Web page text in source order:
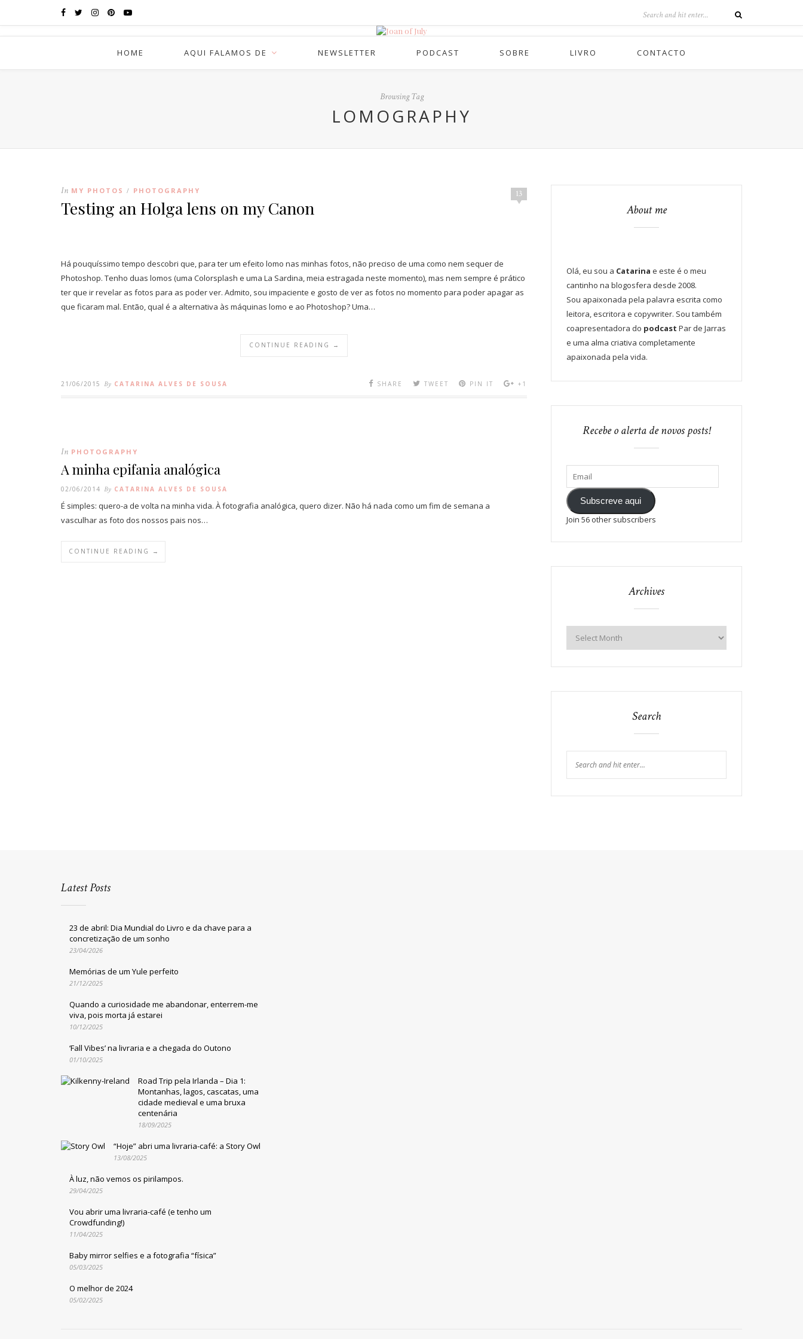
HOME AQUI FALAMOS DE NEWSLETTER PODCAST SOBRE LIVRO CONTACTO
Browsing Tag
LOMOGRAPHY
13
In MY PHOTOS / PHOTOGRAPHY
Testing an Holga lens on my Canon
Há pouquíssimo tempo descobri que, para ter um efeito lomo nas minhas fotos, não preciso de uma como nem sequer de
Photoshop. Tenho duas lomos (uma Colorsplash e uma La Sardina, meia estragada neste momento), mas nem sempre é prático
ter que ir revelar as fotos para as poder ver. Admito, sou impaciente e gosto de ver as fotos no momento para poder apagar as
que ficaram mal. Então, qual é a alternativa às máquinas lomo e ao Photoshop? Uma…
CONTINUE READING →
21/06/2015 By CATARINA ALVES DE SOUSA SHARE TWEET PIN IT +1
In PHOTOGRAPHY
A minha epifania analógica
02/06/2014 By CATARINA ALVES DE SOUSA
É simples: quero-a de volta na minha vida. À fotografia analógica, quero dizer. Não há nada como um fim de semana a
vasculhar as foto dos nossos pais nos…
CONTINUE READING →
About me
Olá, eu sou a Catarina e este é o meu
cantinho na blogosfera desde 2008.
Sou apaixonada pela palavra escrita como
leitora, escritora e copywriter. Sou também
coapresentadora do podcast Par de Jarras
e uma alma criativa completamente
apaixonada pela vida.
Recebe o alerta de novos posts!
Subscreve aqui
Join 56 other subscribers
Archives
Search
Latest Posts
23 de abril: Dia Mundial do Livro e da chave para a
concretização de um sonho
23/04/2026
Memórias de um Yule perfeito
21/12/2025
Quando a curiosidade me abandonar, enterrem-me
viva, pois morta já estarei
10/12/2025
‘Fall Vibes’ na livraria e a chegada do Outono
01/10/2025
Road Trip pela Irlanda – Dia 1:
Montanhas, lagos, cascatas, uma
cidade medieval e uma bruxa
centenária
18/09/2025
“Hoje” abri uma livraria-café: a Story Owl
13/08/2025
À luz, não vemos os pirilampos.
29/04/2025
Vou abrir uma livraria-café (e tenho um
Crowdfunding!)
11/04/2025
Baby mirror selfies e a fotografia “física”
05/03/2025
O melhor de 2024
05/02/2025